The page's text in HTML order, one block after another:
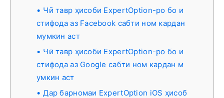
Чӣ тавр ҳисоби ExpertOption-ро бо и
стифода аз Facebook сабти ном кардан
мумкин аст
Чӣ тавр ҳисоби ExpertOption-ро бо и
стифода аз Google сабти ном кардан м
умкин аст
Дар барномаи ExpertOption iOS ҳисоб